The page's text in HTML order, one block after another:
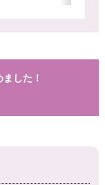
した！